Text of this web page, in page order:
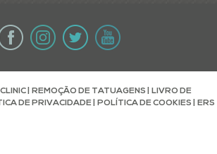
| REMOÇÃO DE TATUAGENS |
LIVRO DE
DE PRIVACIDADE| POLÍTICA DE COOKIES ERS